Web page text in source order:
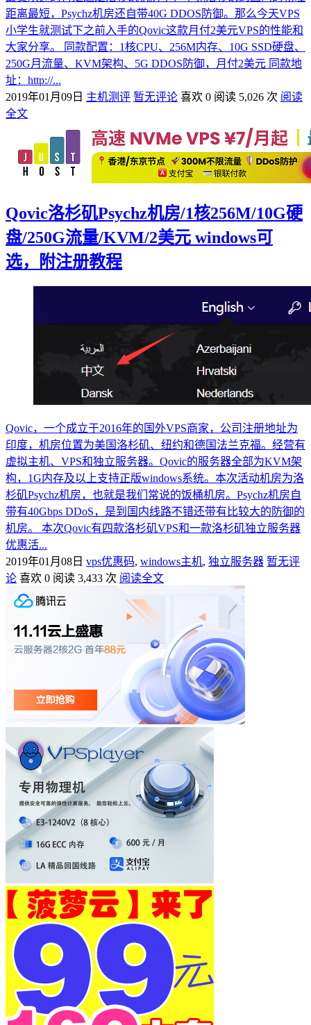
距离最短，Psychz机房还自带40G DDOS防御。那么今天VPS
小学生就测试下之前入手的Qovic这款月付2美元VPS的性能和
大家分享。 同款配置：1核CPU、256M内存、10G SSD硬盘、
250G月流量、KVM架构、5G DDOS防御，月付2美元 同款地
址：http://...
2019年01月09日 主机测评 暂无评论 喜欢 0 阅读 5,026 次 阅读
全文
Qovic洛杉矶Psychz机房/1核256M/10G硬
盘/250G流量/KVM/2美元 windows可
选，附注册教程
Qovic，一个成立于2016年的国外VPS商家，公司注册地址为
印度，机房位置为美国洛杉矶、纽约和德国法兰克福。经营有
虚拟主机、VPS和独立服务器。Qovic的服务器全部为KVM架
构，1G内存及以上支持正版windows系统。本次活动机房为洛
杉矶Psychz机房，也就是我们常说的饭桶机房。Psychz机房自
带有40Gbps DDoS，是到国内线路不错还带有比较大的防御的
机房。 本次Qovic有四款洛杉矶VPS和一款洛杉矶独立服务器
优惠活...
2019年01月08日 vps优惠码, windows主机, 独立服务器 暂无评
论 喜欢 0 阅读 3,433 次 阅读全文